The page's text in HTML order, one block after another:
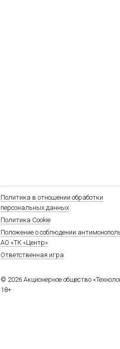
Политика в отношении обработки
персональных данных
Политика Cookie
Положение о соблюдении
АО «ТК «Центр»
Ответственная игра
© 2026 Акционерное общество
18+